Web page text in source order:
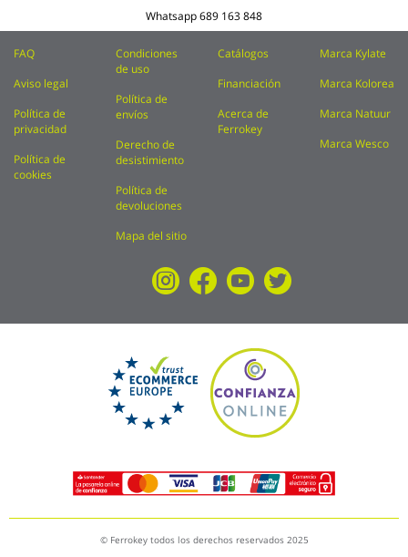
Whatsapp689 163 848
FAQ
Aviso legal
Política de
privacidad
Política de
cookies
Condiciones
de uso
Política de
envíos
Derecho de
desistimiento
Política de
devoluciones
Mapa del sitio
Catálogos
Financiación
Acerca de
Ferrokey
Marca Kylate
Marca Kolorea
Marca Natuur
Marca Wesco
© Ferrokey todos los derechos reservados 2025